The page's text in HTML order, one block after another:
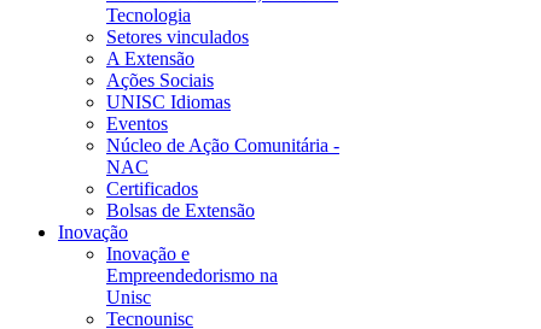
Tecnologia
Setores vinculados
A Extensão
Ações Sociais
UNISC Idiomas
Eventos
Núcleo de Ação Comunitária -
NAC
Certificados
Bolsas de Extensão
Inovação
Inovação e
Empreendedorismo na
Unisc
Tecnounisc